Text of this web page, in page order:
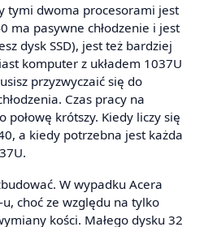
tymi dwoma procesorami jest
ma pasywne chłodzenie i jest
dysk SSD), jest też bardziej
komputer z układem 1037U
przyzwyczaić się do
Czas pracy na
krótszy. Kiedy liczy się
a kiedy potrzebna jest każda
W wypadku Acera
u, choć ze względu na tylko
kości. Małego dysku 32